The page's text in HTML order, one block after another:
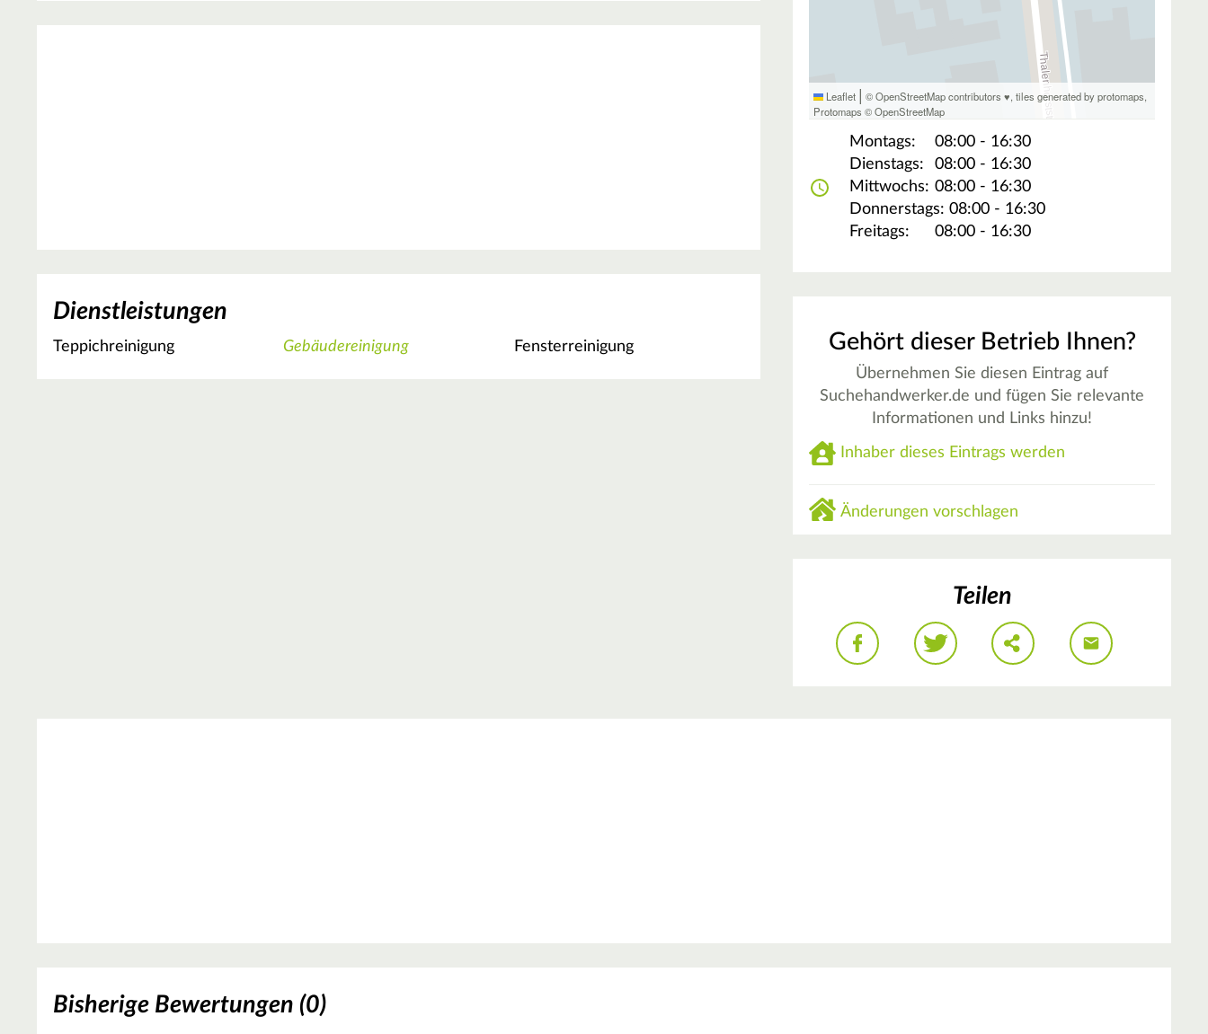
Dienstleistungen
Teppichreinigung Gebäudereinigung Fensterreinigung
Leaflet | © OpenStreetMap contributors ♥,tiles generated by protomaps,
Protomaps ©OpenStreetMap
Montags:
08:00 - 16:30
Dienstags:
08:00 - 16:30
Mittwochs: 08:00 - 16:30
Donnerstags: 08:00 - 16:30
Freitags:
08:00 - 16:30
Gehört dieser Betrieb Ihnen?
Übernehmen Sie diesen Eintrag auf
Suchehandwerker.de und fügen Sie relevante
Informationen und Links hinzu!
Inhaber dieses Eintrags werden
Änderungen vorschlagen
Teilen
Bisherige Bewertungen (0)